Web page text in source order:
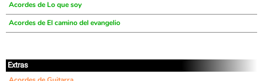
Acordes de Lo que soy
Acordes de El camino del evangelio
Extras